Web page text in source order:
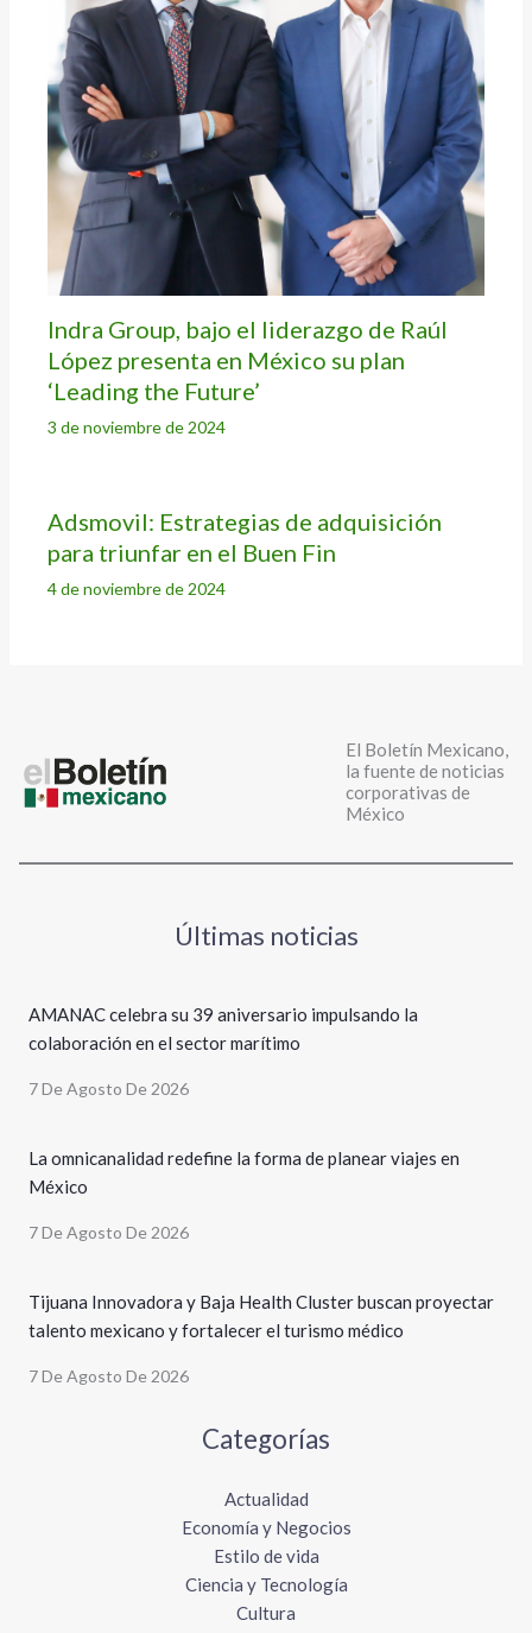
Indra Group, bajo el liderazgo de Raúl
López presenta en México su plan
‘Leading the Future’
3 de noviembre de 2024
Adsmovil: Estrategias de adquisición
para triunfar en el Buen Fin
4 de noviembre de 2024
El Boletín Mexicano,
la fuente de noticias
corporativas de
México
Últimas noticias
AMANAC celebra su 39 aniversario impulsando la
colaboración en el sector marítimo
7 De Agosto De 2026
La omnicanalidad redefine la forma de planear viajes en
México
7 De Agosto De 2026
Tijuana Innovadora y Baja Health Cluster buscan proyectar
talento mexicano y fortalecer el turismo médico
7 De Agosto De 2026
Categorías
Actualidad
Economía y Negocios
Estilo de vida
Ciencia y Tecnología
Cultura